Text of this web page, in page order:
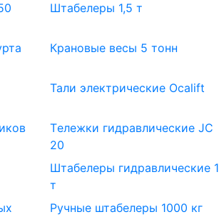
Штабелеры 1,5 т
Крановые весы 5 тонн
Тали электрические Ocalift
Tележки гидравлические JC
20
Штабелеры гидравлические 1
т
Ручные штабелеры 1000 кг